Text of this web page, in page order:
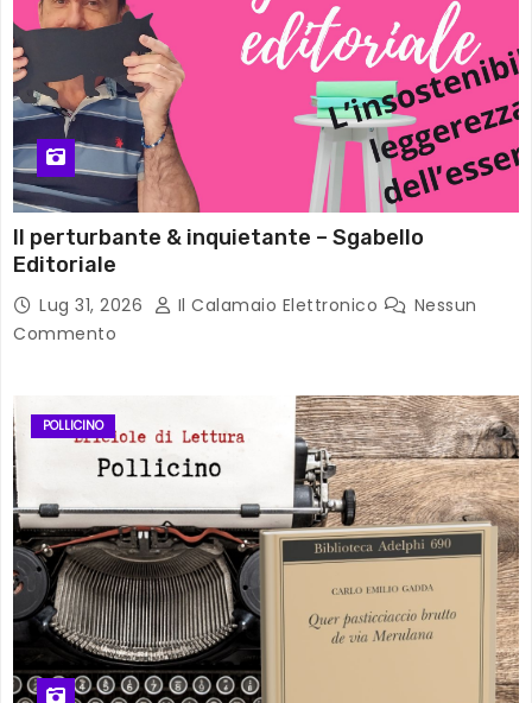
Il perturbante & inquietante – Sgabello
Editoriale
Lug 31, 2026 Il Calamaio Elettronico
Nessun
Commento
POLLICINO